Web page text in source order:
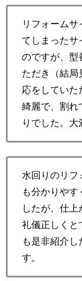
リフォーム
てしまったサ
のですが、型
ただき（結局
応をしていた
綺麗で、割れ
りでした。大
水回りのリフ
も分かりやす
したが、仕
礼儀正しくと
も是非紹介し
す。